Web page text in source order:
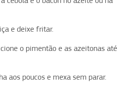
e deixe fritar.
o pimentão e as azeitonas até
aos poucos e mexa sem parar.